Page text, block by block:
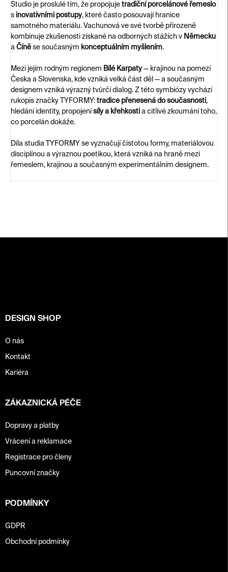
Studio je proslulé tím, že propojuje tradiční porcelánové řemeslo
s inovativními postupy, které často posouvají hranice
samotného materiálu. Vachunová ve své tvorbě přirozeně
kombinuje zkušenosti získané na odborných stážích v Německu
a Číněse současným konceptuálním myšlením.
Mezi jejím rodným regionem Bílé Karpaty — krajinou na pomezí
Česka a Slovenska, kde vzniká velká část děl — a současným
designem vzniká výrazný tvůrčí dialog. Z této symbiózy vychází
rukopis značky TYFORMY: tradice přenesená do současnosti,
hledání identity, propojení síly a křehkosti a citlivé zkoumání toho,
co porcelán dokáže.
Díla studia TYFORMY se vyznačují čistotou formy, materiálovou
disciplínou a výraznou poetikou, která vzniká na hraně mezi
řemeslem, krajinou a současným experimentálním designem.
DESIGN SHOP
O nás
Kontakt
Kariéra
ZÁKAZNICKÁ PÉČE
Dopravy a platby
Vrácení a reklamace
Registrace pro členy
Puncovní značky
PODMÍNKY
GDPR
Obchodní podmínky